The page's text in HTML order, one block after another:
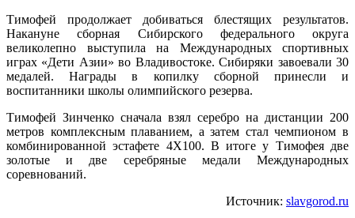
Тимофей продолжает добиваться блестящих результатов.
Накануне сборная Сибирского федерального округа
великолепно выступила на Международных спортивных
играх «Дети Азии» во Владивостоке. Сибиряки завоевали 30
медалей. Награды в копилку сборной принесли и
воспитанники школы олимпийского резерва.
Тимофей Зинченко сначала взял серебро на дистанции 200
метров комплексным плаванием, а затем стал чемпионом в
комбинированной эстафете 4Х100. В итоге у Тимофея две
золотые и две серебряные медали Международных
соревнований.
Источник: slavgorod.ru